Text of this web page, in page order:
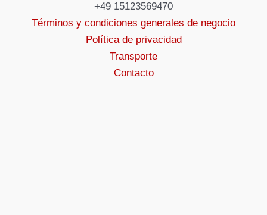
+49 15123569470
Términos y condiciones generales de negocio
Política de privacidad
Transporte
Contacto